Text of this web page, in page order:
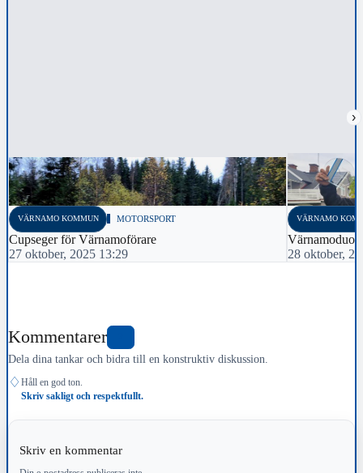
›
VÄRNAMO KOMMUN MOTORSPORT
Cupseger för Värnamoförare
27 oktober, 2025 13:29
VÄRNAMO
Värnamoduo
28 oktober,
Kommentarer
Dela dina tankar och bidra till en konstruktiv diskussion.
♢ Håll en god ton.
Skriv sakligt och respektfullt.
Skriv en kommentar